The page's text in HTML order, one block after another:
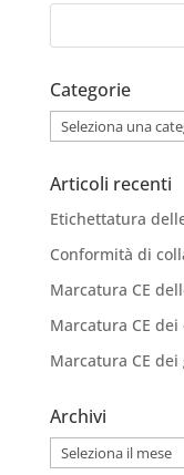
Categorie
Categorie
Articoli recenti
Etichettatura
Conformità di
Marcatura CE
Marcatura CE
Marcatura CE
Archivi
Archivi